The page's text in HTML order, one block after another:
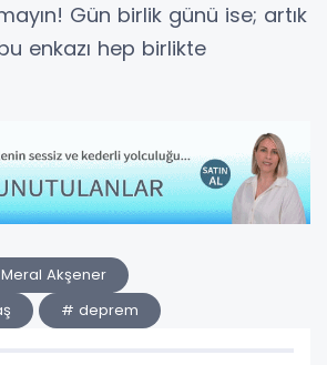
Gün birlik günü ise; artık
enkazı hep birlikte
Akşener
# deprem